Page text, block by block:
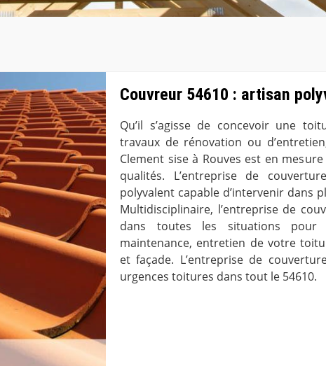
Couvreur 54610 : artisan
Qu’il s’agisse de concevoir une
travaux de rénovation ou
Clement sise à Rouves est en
qualités. L’entreprise de
polyvalent capable d’intervenir dans
Multidisciplinaire, l’entreprise de
dans toutes les situations pour
maintenance, entretien de votre
et façade. L’entreprise de
urgences toitures dans tout le 54610.